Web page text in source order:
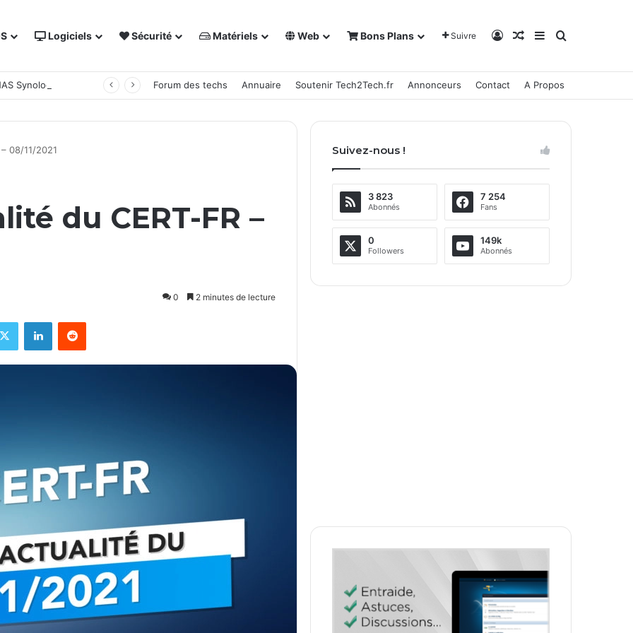
Logiciels Sécurité Matériels Web Bons Plans Suivre Connexion
Article Aléatoire
Sidebar (barre
Rechercher
Synology Forum des techs Annuaire Soutenir Tech2Tech.fr Annonceurs Contact A Propos
08/11/2021
du CERT-FR –
0 2 minutes de lecture
X LinkedinReddit
Suivez-nous !
3 823
Abonnés
7 254
Fans
0
Followers
149k
Abonnés